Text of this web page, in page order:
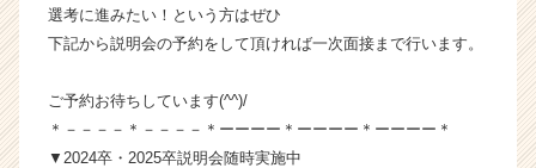
ア
キ
ャ
ア
（C
h
選考に進みたい！という方はぜひ
下記から説明会の予約をして頂ければ一次面接まで行います。
ご予約お待ちしています(^^)/
＊－－－－＊－－－－＊ーーーー＊ーーーー＊ーーーー＊
▼2024卒・2025卒説明会随時実施中